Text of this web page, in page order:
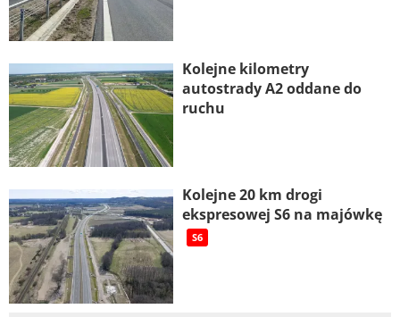
Kolejne kilometry
autostrady A2 oddane do
ruchu
Kolejne 20 km drogi
ekspresowej S6 na majówkę
S6